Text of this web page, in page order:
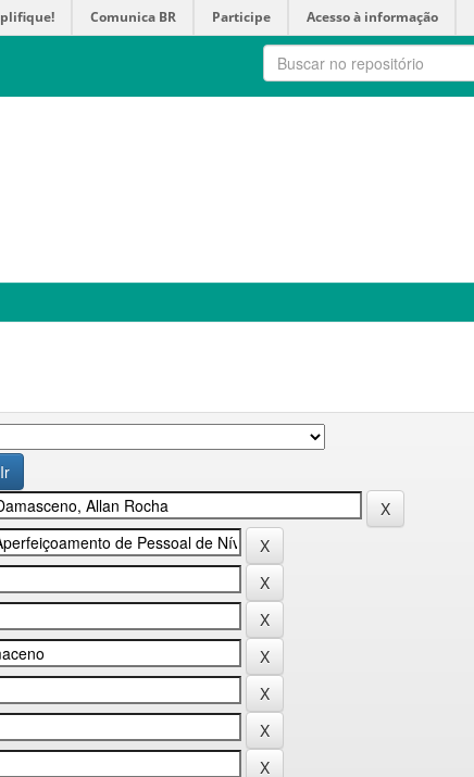
Comunica BR Participe Acesso à informação